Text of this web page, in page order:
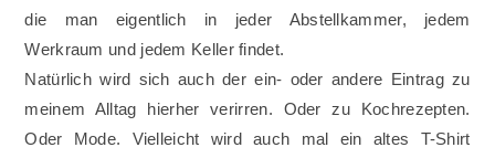
die man eigentlich in jeder Abstellkammer, jedem
Werkraum und jedem Keller findet.
Natürlich wird sich auch der ein- oder andere Eintrag zu
meinem Alltag hierher verirren. Oder zu Kochrezepten.
Oder Mode. Vielleicht wird auch mal ein altes T-Shirt